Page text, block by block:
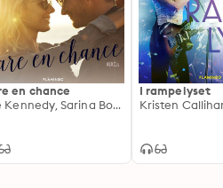
en chance
Elle Kennedy, Sarina Bowen
I rampelyset
Kristen